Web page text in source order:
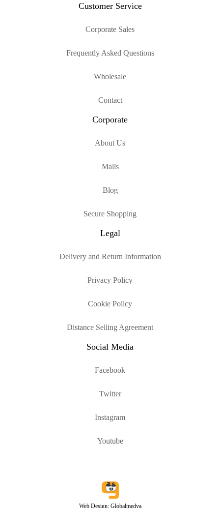
Customer Service
Corporate Sales
Frequently Asked Questions
Wholesale
Contact
Corporate
About Us
Malls
Blog
Secure Shopping
Legal
Delivery and Return Information
Privacy Policy
Cookie Policy
Distance Selling Agreement
Social Media
Facebook
Twitter
Instagram
Youtube
Web Design: Globalmedya